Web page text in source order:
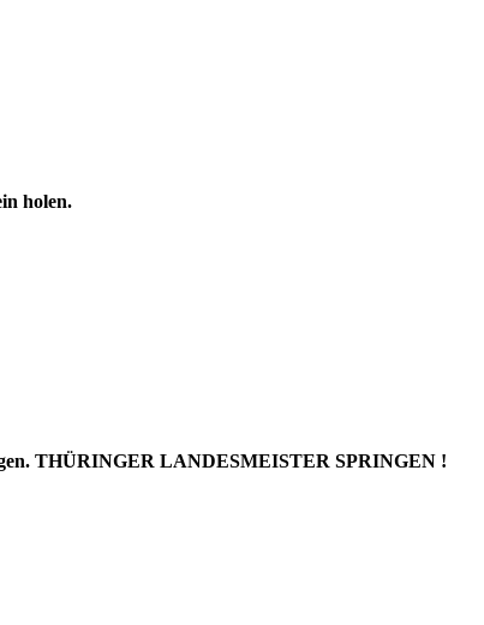
holen.
THÜRINGER LANDESMEISTER SPRINGEN !